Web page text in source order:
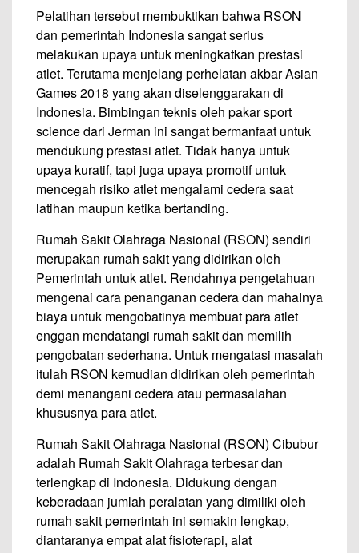
Pelatihan tersebut membuktikan bahwa RSON
dan pemerintah Indonesia sangat serius
melakukan upaya untuk meningkatkan prestasi
atlet. Terutama menjelang perhelatan akbar Asian
Games 2018 yang akan diselenggarakan di
Indonesia. Bimbingan teknis oleh pakar sport
science dari Jerman ini sangat bermanfaat untuk
mendukung prestasi atlet. Tidak hanya untuk
upaya kuratif, tapi juga upaya promotif untuk
mencegah risiko atlet mengalami cedera saat
latihan maupun ketika bertanding.
Rumah Sakit Olahraga Nasional (RSON) sendiri
merupakan rumah sakit yang didirikan oleh
Pemerintah untuk atlet. Rendahnya pengetahuan
mengenai cara penanganan cedera dan mahalnya
biaya untuk mengobatinya membuat para atlet
enggan mendatangi rumah sakit dan memilih
pengobatan sederhana. Untuk mengatasi masalah
itulah RSON kemudian didirikan oleh pemerintah
demi menangani cedera atau permasalahan
khususnya para atlet.
Rumah Sakit Olahraga Nasional (RSON) Cibubur
adalah Rumah Sakit Olahraga terbesar dan
terlengkap di Indonesia. Didukung dengan
keberadaan jumlah peralatan yang dimiliki oleh
rumah sakit pemerintah ini semakin lengkap,
diantaranya empat alat fisioterapi, alat